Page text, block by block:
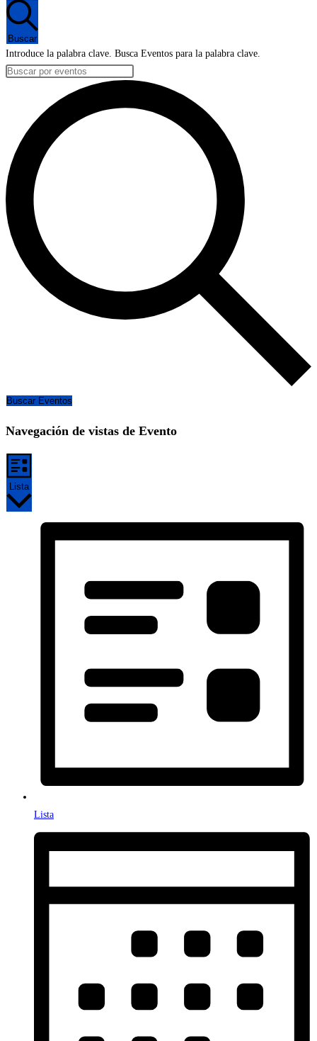
Buscar
Introduce la palabra clave. Busca Eventos para la palabra clave.
Buscar Eventos
Navegación de vistas de Evento
Lista
Lista